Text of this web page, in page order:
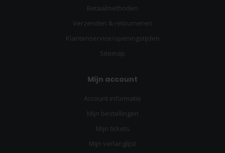
Betaalmethoden
Verzenden & retourneren
Klantenservice/openingstijden
Sitemap
Mijn account
Account informatie
Mijn bestellingen
Mijn tickets
Mijn verlanglijst